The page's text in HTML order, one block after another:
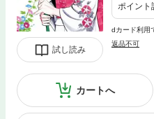
試し読み
ポイント
dカード利用
返品不可
カートへ